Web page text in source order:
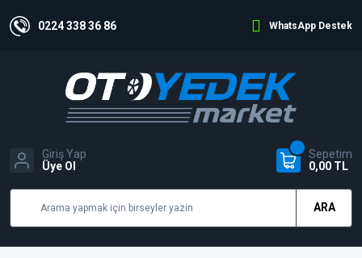
0224 338 36 86 WhatsApp Destek
ARA
Giriş Yap
Üye Ol
Sepetim
0,00 TL